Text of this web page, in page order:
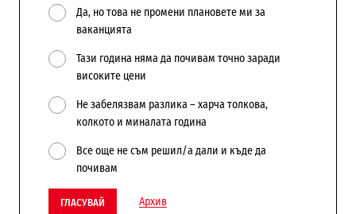
Да, но това не промени плановете ми за
ваканцията
Тази година няма да почивам точно заради
високите цени
Не забелязвам разлика – харча толкова,
колкото и миналата година
Все още не съм решил/а дали и къде да
почивам
ГЛАСУВАЙ Архив